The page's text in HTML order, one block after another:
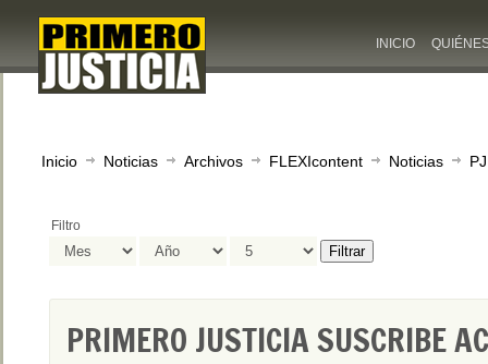
INICIO
Inicio Noticias Archivos FLEXIcontent Noticias
Filtro
Filtrar
PRIMERO JUSTICIA SUSCRIBE